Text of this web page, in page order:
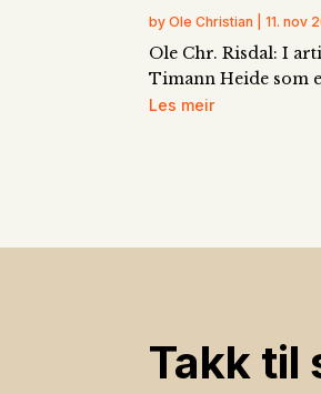
by Ole Christian | 11.
Ole Chr. Risdal: I
Timann Heide som
Les meir
Takk til